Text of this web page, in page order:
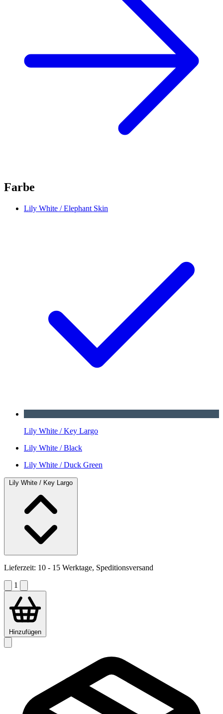
Farbe
Lily White / Elephant Skin
Lily White / Key Largo
Lily White / Black
Lily White / Duck Green
Lily White / Key Largo
Lieferzeit: 10 - 15 Werktage, Speditionsversand
1
Hinzufügen